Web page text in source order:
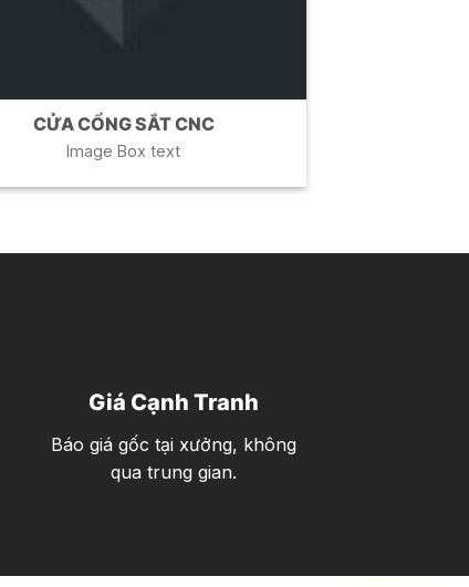
CỬA CỔNG SẮT CNC
Image Box text
Giá Cạnh Tranh
Báo giá gốc tại xưởng, không
qua trung gian.